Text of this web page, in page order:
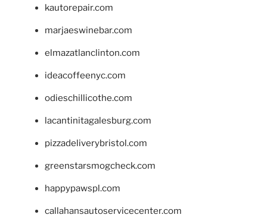
kautorepair.com
marjaeswinebar.com
elmazatlanclinton.com
ideacoffeenyc.com
odieschillicothe.com
lacantinitagalesburg.com
pizzadeliverybristol.com
greenstarsmogcheck.com
happypawspl.com
callahansautoservicecenter.com